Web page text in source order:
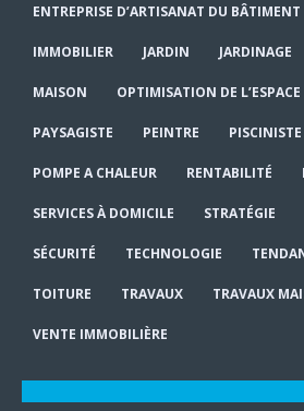
ENTREPRISE D’ARTISANAT DU BÂTIMENT
IMMOBILIER JARDIN JARDINAGE
MAISON OPTIMISATION DE L’ESPACE
PAYSAGISTE PEINTRE PISCINISTE
POMPE A CHALEUR RENTABILITÉ
SERVICES À DOMICILE STRATÉGIE
SÉCURITÉ TECHNOLOGIE
TOITURE TRAVAUX TRAVAUX
VENTE IMMOBILIÈRE